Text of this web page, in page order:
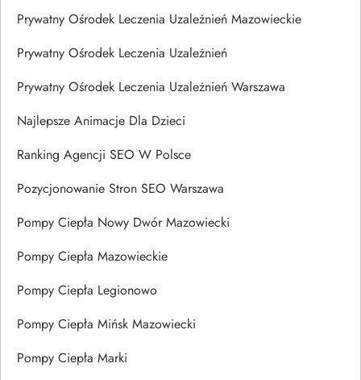
Prywatny Ośrodek Leczenia Uzależnień Mazowieckie
Prywatny Ośrodek Leczenia Uzależnień
Prywatny Ośrodek Leczenia Uzależnień Warszawa
Najlepsze Animacje Dla Dzieci
Ranking Agencji SEO W Polsce
Pozycjonowanie Stron SEO Warszawa
Pompy Ciepła Nowy Dwór Mazowiecki
Pompy Ciepła Mazowieckie
Pompy Ciepła Legionowo
Pompy Ciepła Mińsk Mazowiecki
Pompy Ciepła Marki